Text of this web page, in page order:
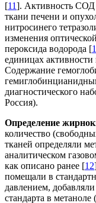
[11]. Активность СОД
ткани печени и
нитросинего
изменения
пероксида водорода [
единицах
Содержание
диагностического
Россия).
Определение
количество
тканей определяли
аналитическом
как описано ранее [12
помещали в
давлением,
стандарта в